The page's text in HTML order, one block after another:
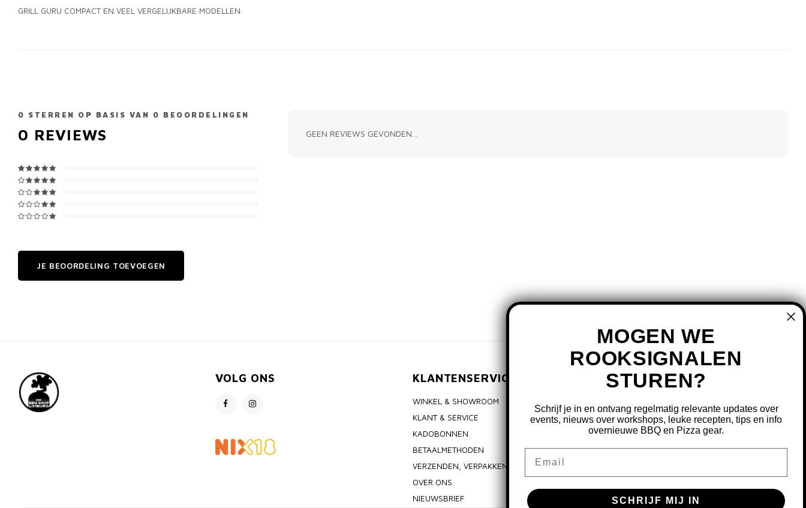
GRILL GURU COMPACT EN VEEL VERGELIJKBARE MODELLEN.
0 STERREN OP BASIS VAN 0 BEOORDELINGEN
0 REVIEWS
JE BEOORDELING TOEVOEGEN
GEEN REVIEWS GEVONDEN...
VOLG ONS KLANTENSERVICE
WINKEL & SHOWROOM
KLANT & SERVICE
KADOBONNEN
BETAALMETHODEN
VERZENDEN, VERPAKKEN & RETOURNEREN
OVER ONS
NIEUWSBRIEF
MIJN ACCOUNT
MIJN BESTELLINGEN
MIJN TICKETS
MIJN VERLANGLIJST
MOGEN WE
ROOKSIGNALEN
STUREN?
Schrijf je in en ontvang regelmatig relevante updates over
events, nieuws over workshops, leuke recepten, tips en info
overnieuwe BBQ en Pizza gear.
SCHRIJF MIJ IN